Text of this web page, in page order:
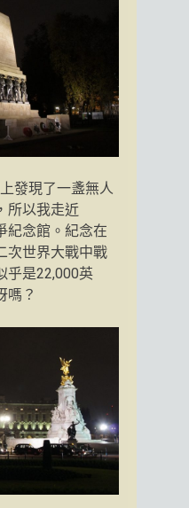
發現了一盞無人
所以我走近
紀念館。紀念在
次世界大戰中戰
乎是22,000英
嗎？